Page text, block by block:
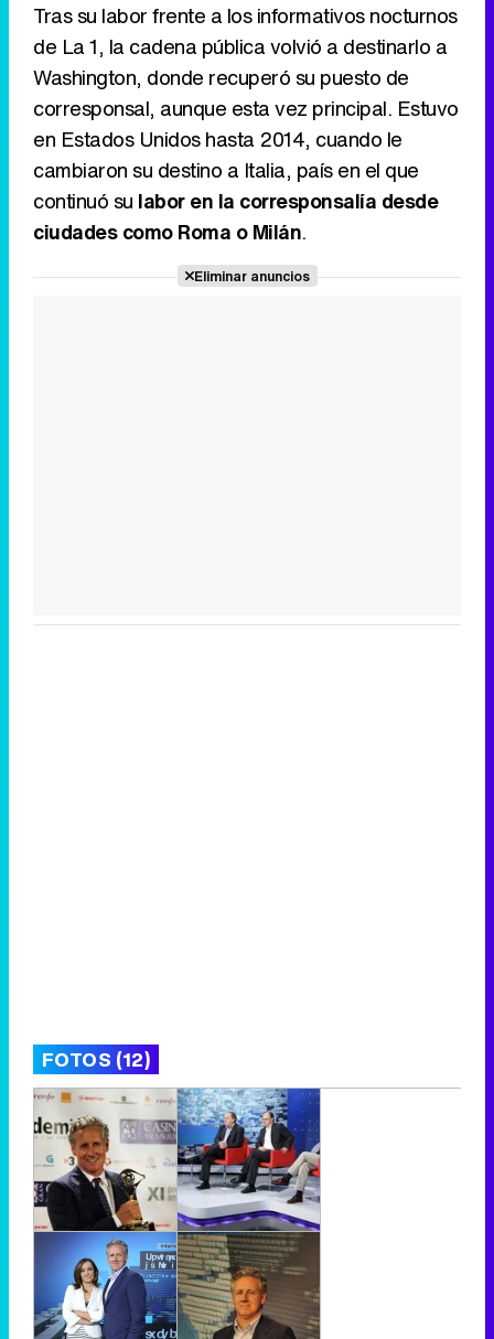
Tras su labor frente a los informativos nocturnos
de La 1, la cadena pública volvió a destinarlo a
Washington, donde recuperó su puesto de
corresponsal, aunque esta vez principal. Estuvo
en Estados Unidos hasta 2014, cuando le
cambiaron su destino a Italia, país en el que
continuó su labor en la corresponsalía desde
ciudades como Roma o Milán.
Eliminar anuncios
FOTOS (12)